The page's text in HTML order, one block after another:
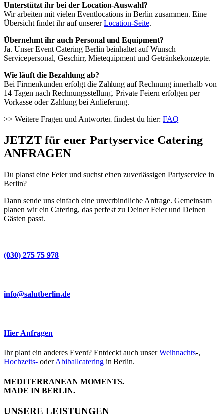
Unterstützt ihr bei der Location-Auswahl?
Wir arbeiten mit vielen Eventlocations in Berlin zusammen. Eine
Übersicht findet ihr auf unsererLocation-Seite.
Übernehmt ihr auch Personal und Equipment?
Ja. Unser Event Catering Berlin beinhaltet auf Wunsch
Servicepersonal, Geschirr, Mietequipment und Getränkekonzepte.
Wie läuft die Bezahlung ab?
Bei Firmenkunden erfolgt die Zahlung auf Rechnung innerhalb von
14 Tagen nach Rechnungsstellung. Private Feiern erfolgen per
Vorkasse oder Zahlung bei Anlieferung.
>> Weitere Fragen und Antworten findest du hier: FAQ
JETZT für euer Partyservice Catering
ANFRAGEN
Du planst eine Feier und suchst einen zuverlässigen Partyservice in
Berlin?
Dann sende uns einfach eine unverbindliche Anfrage. Gemeinsam
planen wir ein Catering, das perfekt zu Deiner Feier und Deinen
Gästen passt.
(030) 275 75 978
info@salutberlin.de
Hier Anfragen
Ihr plant ein anderes Event? Entdeckt auch unserWeihnachts-,
Hochzeits- oderAbiballcatering in Berlin.
MEDITERRANEAN MOMENTS.
MADE IN BERLIN.
UNSERE LEISTUNGEN